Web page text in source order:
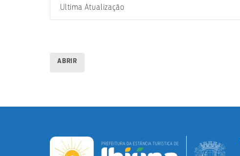
Ultima Atualização
ABRIR